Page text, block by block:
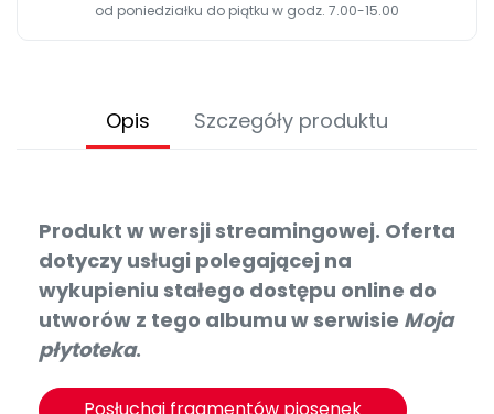
od poniedziałku do piątku w godz. 7.00-15.00
Opis Szczegóły produktu
Produkt w wersji streamingowej. Oferta
dotyczy usługi polegającej na
wykupieniu stałego dostępu online do
utworów z tego albumu w serwisie Moja
płytoteka.